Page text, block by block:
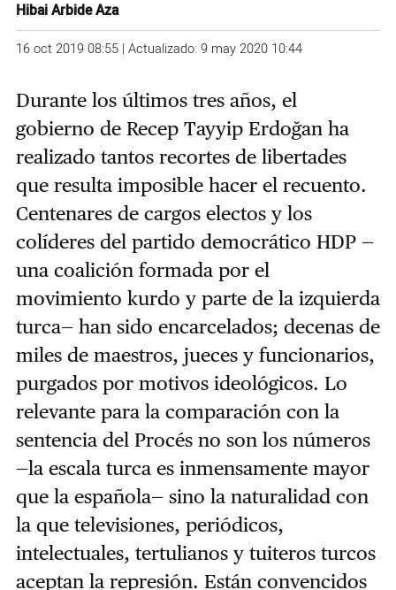
Hibai Arbide Aza
16 oct 2019 08:55 | Actualizado: 9 may 2020 10:44
Durante los últimos tres años, el
gobierno de Recep Tayyip Erdoğan ha
realizado tantos recortes de libertades
que resulta imposible hacer el recuento.
Centenares de cargos electos y los
colíderes del partido democrático HDP —
una coalición formada por el
movimiento kurdo y parte de la izquierda
turca— han sido encarcelados; decenas de
miles de maestros, jueces y funcionarios,
purgados por motivos ideológicos. Lo
relevante para la comparación con la
sentencia del Procés no son los números
—la escala turca es inmensamente mayor
que la española— sino la naturalidad con
la que televisiones, periódicos,
intelectuales, tertulianos y tuiteros turcos
aceptan la represión. Están convencidos